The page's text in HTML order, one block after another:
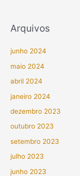
Arquivos
junho 2024
maio 2024
abril 2024
janeiro 2024
dezembro 2023
outubro 2023
setembro 2023
julho 2023
junho 2023